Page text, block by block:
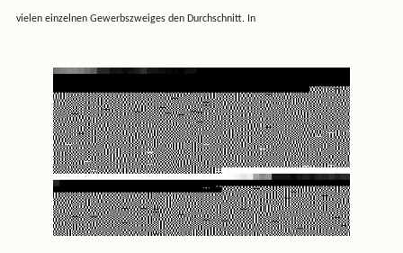
vielen einzelnen Gewerbszweiges den Durchschnitt. In